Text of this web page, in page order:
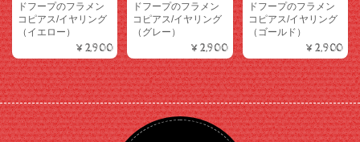
ドフープのフラメン
コピアス/イヤリング
（イエロー）
¥2,900
ドフープのフラメン
コピアス/イヤリング
（グレー）
¥2,900
ドフープのフラメン
コピアス/イヤリング
（ゴールド）
¥2,900